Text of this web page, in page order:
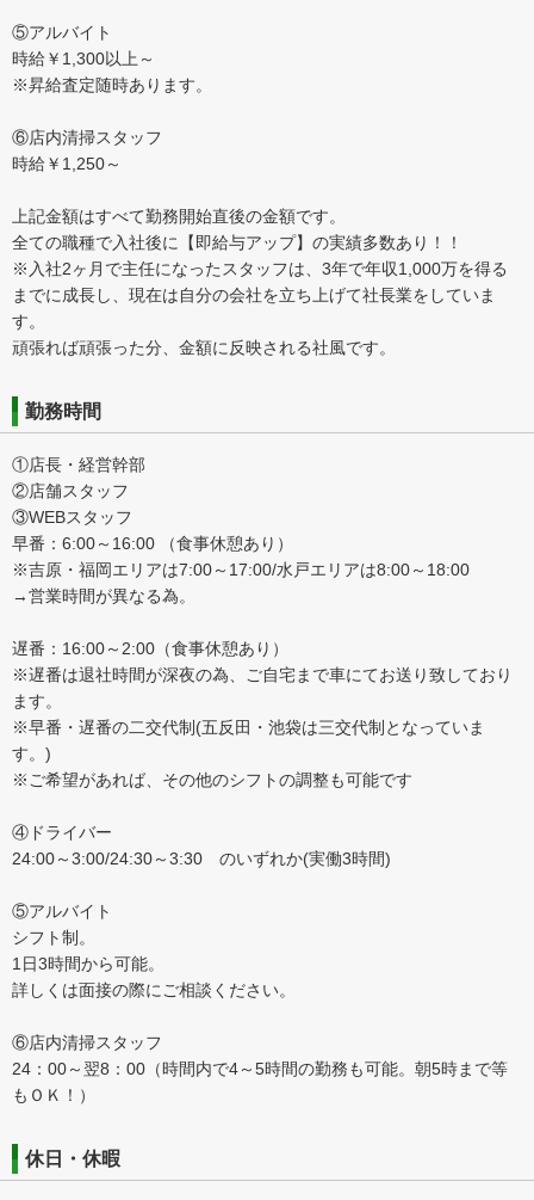
⑤アルバイト
時給￥1,300以上～
※昇給査定随時あります。
⑥店内清掃スタッフ
時給￥1,250～
上記金額はすべて勤務開始直後の金額です。
全ての職種で入社後に【即給与アップ】の実績多数あり！！
※入社2ヶ月で主任になったスタッフは、3年で年収1,000万を得る
までに成長し、現在は自分の会社を立ち上げて社長業をしていま
す。
頑張れば頑張った分、金額に反映される社風です。
勤務時間
①店長・経営幹部
②店舗スタッフ
③WEBスタッフ
早番：6:00～16:00 （食事休憩あり）
※吉原・福岡エリアは7:00～17:00/水戸エリアは8:00～18:00
→営業時間が異なる為。
遅番：16:00～2:00（食事休憩あり）
※遅番は退社時間が深夜の為、ご自宅まで車にてお送り致しており
ます。
※早番・遅番の二交代制(五反田・池袋は三交代制となっていま
す。)
※ご希望があれば、その他のシフトの調整も可能です
④ドライバー
24:00～3:00/24:30～3:30 のいずれか(実働3時間)
⑤アルバイト
シフト制。
1日3時間から可能。
詳しくは面接の際にご相談ください。
⑥店内清掃スタッフ
24：00～翌8：00（時間内で4～5時間の勤務も可能。朝5時まで等
もＯＫ！）
休日・休暇